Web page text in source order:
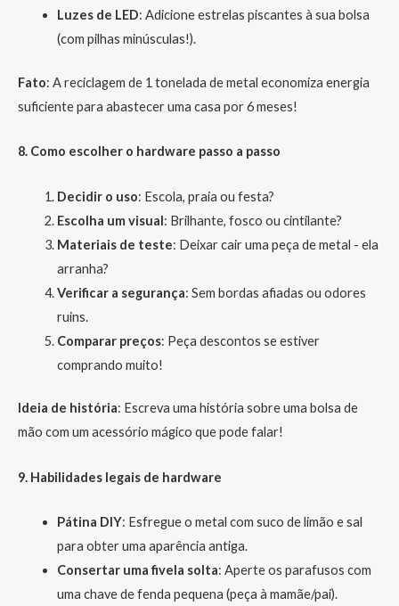
Luzes de LED: Adicione estrelas piscantes à sua bolsa
(com pilhas minúsculas!).
Fato: A reciclagem de 1 tonelada de metal economiza energia
suficiente para abastecer uma casa por 6 meses!
8. Como escolher o hardware passo a passo
Decidir o uso: Escola, praia ou festa?
Escolha um visual: Brilhante, fosco ou cintilante?
Materiais de teste: Deixar cair uma peça de metal - ela
arranha?
Verificar a segurança: Sem bordas afiadas ou odores
ruins.
Comparar preços: Peça descontos se estiver
comprando muito!
Ideia de história: Escreva uma história sobre uma bolsa de
mão com um acessório mágico que pode falar!
9. Habilidades legais de hardware
Pátina DIY: Esfregue o metal com suco de limão e sal
para obter uma aparência antiga.
Consertar uma fivela solta: Aperte os parafusos com
uma chave de fenda pequena (peça à mamãe/pai).